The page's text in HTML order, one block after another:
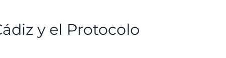
y el Protocolo